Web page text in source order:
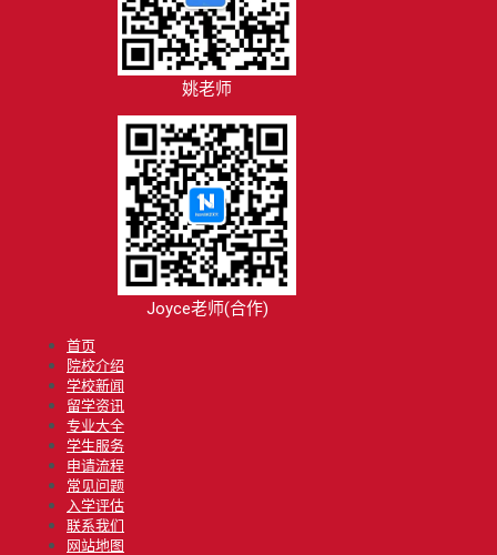
姚老师
Joyce老师(合作)
首页
院校介绍
学校新闻
留学资讯
专业大全
学生服务
申请流程
常见问题
入学评估
联系我们
网站地图